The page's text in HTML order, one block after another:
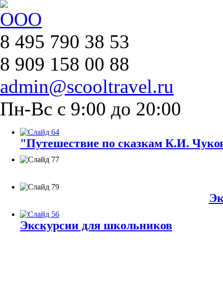
8 495 790 38 53
8 909 158 00 88
admin@scooltravel.ru
Пн-Вс с 9:00 до 20:00
"Путешествие по сказкам К.И.
Экскурсии для школьников